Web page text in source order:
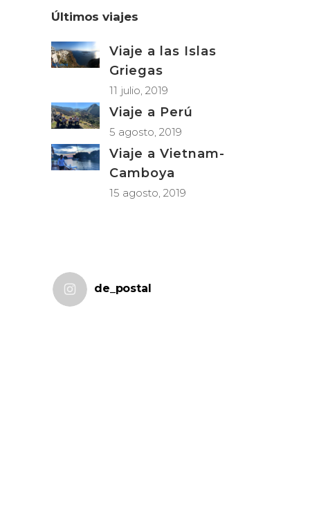
Últimos viajes
Viaje a las Islas
Griegas
11 julio, 2019
Viaje a Perú
5 agosto, 2019
Viaje a Vietnam-
Camboya
15 agosto, 2019
de_postal